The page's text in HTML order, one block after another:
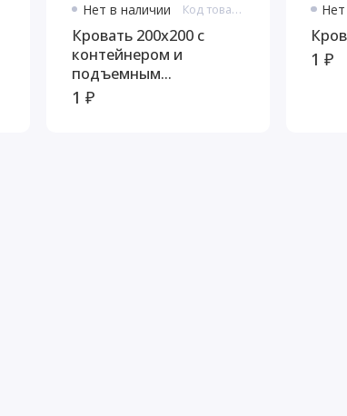
Нет в наличии Код товара: 11058
Кровать 200x200 с
контейнером и
подъемным
механизмом Селена
1 ₽
1 ₽